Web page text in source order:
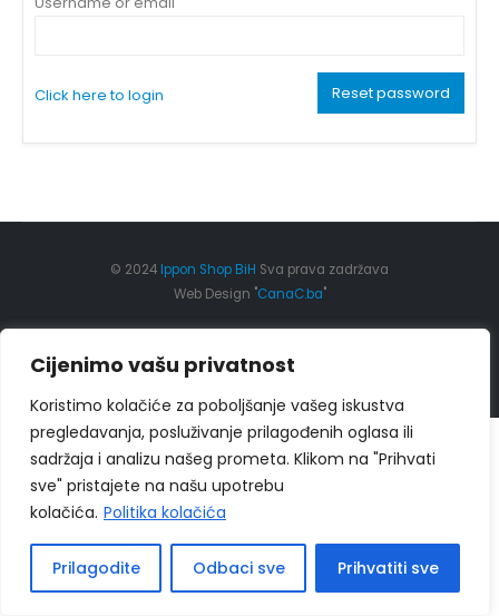
Cijenimo vašu privatnost
Koristimo kolačiće za poboljšanje vašeg iskustva
pregledavanja, posluživanje prilagođenih oglasa ili
sadržaja i analizu našeg prometa. Klikom na "Prihvati
sve" pristajete na našu upotrebu
kolačića. Politika kolačića
Prilagodite Odbaci sve Prihvatiti sve
Click here to login Reset password
© 2024 Ippon Shop BiH Sva prava zadržava
Web Design "CanaC.ba"
Politika Privatnosti|Uslovi poslovanja